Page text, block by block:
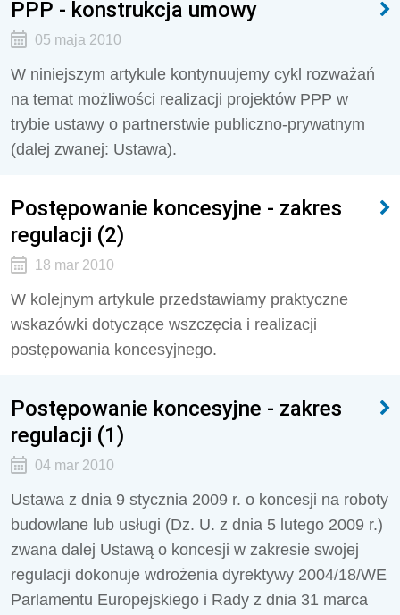
PPP - konstrukcja umowy
05 maja 2010
W niniejszym artykule kontynuujemy cykl rozważań
na temat możliwości realizacji projektów PPP w
trybie ustawy o partnerstwie publiczno-prywatnym
(dalej zwanej: Ustawa).
Postępowanie koncesyjne - zakres
regulacji (2)
18 mar 2010
W kolejnym artykule przedstawiamy praktyczne
wskazówki dotyczące wszczęcia i realizacji
postępowania koncesyjnego.
Postępowanie koncesyjne - zakres
regulacji (1)
04 mar 2010
Ustawa z dnia 9 stycznia 2009 r. o koncesji na roboty
budowlane lub usługi (Dz. U. z dnia 5 lutego 2009 r.)
zwana dalej Ustawą o koncesji w zakresie swojej
regulacji dokonuje wdrożenia dyrektywy 2004/18/WE
Parlamentu Europejskiego i Rady z dnia 31 marca